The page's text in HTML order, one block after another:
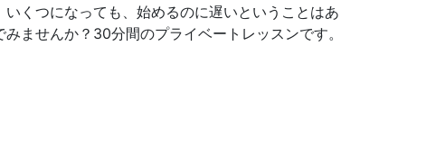
いくつになっても、始めるのに遅いということはあ
ませんか？30分間のプライベートレッスンです。